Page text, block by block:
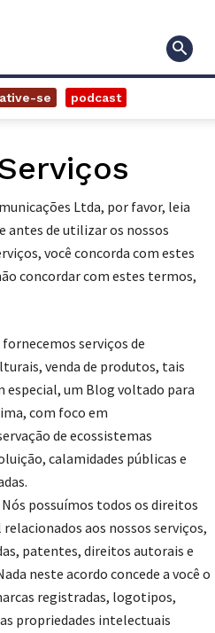
ative-se podcast
Ltda, por favor, leia
antes de utilizar os nossos
você concorda com estes
concordar com estes termos,
fornecemos serviços de
venda de produtos, tais
especial, um Blog voltado para
com foco em
de ecossistemas
calamidades públicas e
Nós possuímos todos os direitos
aos nossos serviços,
patentes, direitos autorais e
neste acordo concede a você o
registradas, logotipos,
propriedades intelectuais